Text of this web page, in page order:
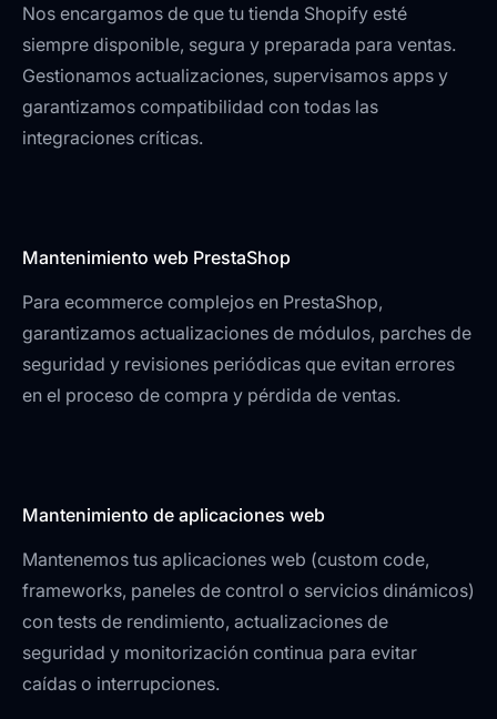
Nos encargamos de que tu tienda Shopify esté
siempre disponible, segura y preparada para ventas.
Gestionamos actualizaciones, supervisamos apps y
garantizamos compatibilidad con todas las
integraciones críticas.
Mantenimiento web PrestaShop
Para ecommerce complejos en PrestaShop,
garantizamos actualizaciones de módulos, parches de
seguridad y revisiones periódicas que evitan errores
en el proceso de compra y pérdida de ventas.
Mantenimiento de aplicaciones web
Mantenemos tus aplicaciones web (custom code,
frameworks, paneles de control o servicios dinámicos)
con tests de rendimiento, actualizaciones de
seguridad y monitorización continua para evitar
caídas o interrupciones.